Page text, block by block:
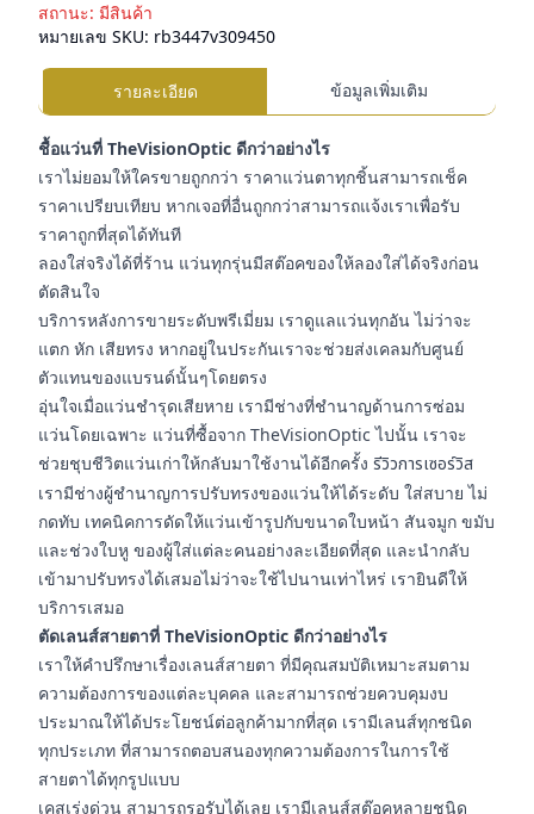
สถานะ: มีสินค้า
หมายเลข SKU: rb3447v309450
รายละเอียด ข้อมูลเพิ่มเติม
ชื้อแว่นที่ TheVisionOptic ดีกว่าอย่างไร
เราไม่ยอมให้ใครขายถูกกว่า ราคาแว่นตาทุกชิ้นสามารถเช็ค
ราคาเปรียบเทียบ หากเจอที่อื่นถูกกว่าสามารถแจ้งเราเพื่อรับ
ราคาถูกที่สุดได้ทันที
ลองใส่จริงได้ที่ร้าน แว่นทุกรุ่นมีสต๊อคของให้ลองใส่ได้จริงก่อน
ตัดสินใจ
บริการหลังการขายระดับพรีเมี่ยม เราดูแลแว่นทุกอัน ไม่ว่าจะ
แตก หัก เสียทรง หากอยู่ในประกันเราจะช่วยส่งเคลมกับศูนย์
ตัวแทนของแบรนด์นั้นๆโดยตรง
อุ่นใจเมื่อแว่นชำรุดเสียหาย เรามีช่างที่ชำนาญด้านการซ่อม
แว่นโดยเฉพาะ แว่นที่ซื้อจาก TheVisionOptic ไปนั้น เราจะ
ช่วยชุบชีวิตแว่นเก่าให้กลับมาใช้งานได้อีกครั้ง รีวิวการเซอร์วิส
เรามีช่างผู้ชำนาญการปรับทรงของแว่นให้ได้ระดับ ใส่สบาย ไม่
กดทับ เทคนิคการดัดให้แว่นเข้ารูปกับขนาดใบหน้า สันจมูก ขมับ
และช่วงใบหู ของผู้ใส่แต่ละคนอย่างละเอียดที่สุด และนำกลับ
เข้ามาปรับทรงได้เสมอไม่ว่าจะใช้ไปนานเท่าไหร่ เรายินดีให้
บริการเสมอ
ตัดเลนส์สายตาที่ TheVisionOptic ดีกว่าอย่างไร
เราให้คำปรึกษาเรื่องเลนส์สายตา ที่มีคุณสมบัติเหมาะสมตาม
ความต้องการของแต่ละบุคคล และสามารถช่วยควบคุมงบ
ประมาณให้ได้ประโยชน์ต่อลูกค้ามากที่สุด เรามีเลนส์ทุกชนิด
ทุกประเภท ที่สามารถตอบสนองทุกความต้องการในการใช้
สายตาได้ทุกรูปแบบ
เคสเร่งด่วน สามารถรอรับได้เลย เรามีเลนส์สต๊อคหลายชนิด